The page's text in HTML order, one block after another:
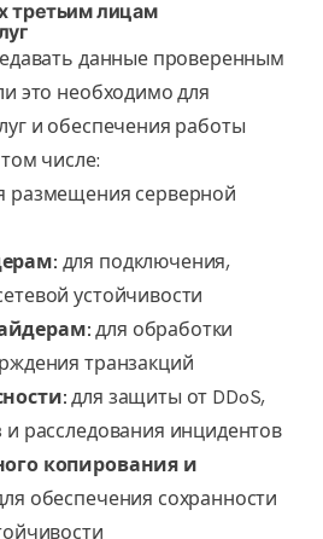
третьим лицам
данные проверенным
это необходимо для
и обеспечения работы
числе:
размещения серверной
для подключения,
устойчивости
для обработки
транзакций
для защиты от DDoS,
и расследования инцидентов
копирования и
обеспечения сохранности